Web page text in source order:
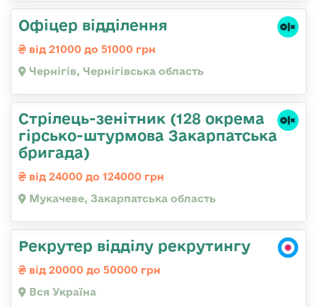
Офіцер відділення
від 21000 до 51000 грн
Чернігів, Чернігівська область
Стрілець-зенітник (128 окрема
гірсько-штурмова Закарпатська
бригада)
від 24000 до 124000 грн
Мукачеве, Закарпатська область
Рекрутер відділу рекрутингу
від 20000 до 50000 грн
Вся Україна